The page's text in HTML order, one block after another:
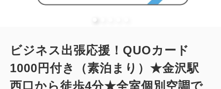
1
ビジネス出張応援！QUOカード
1000円付き（素泊まり）★金沢駅
西口から徒歩4分★全室個別空調で